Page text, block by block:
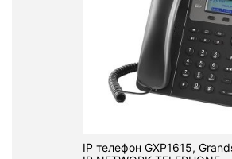
IP телефон GXP1615,